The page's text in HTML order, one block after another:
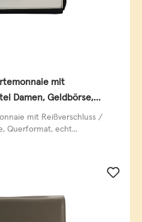
mit
Damen, Geldbörse,
white/red
mit Reißverschluss /
Querformat, echt...